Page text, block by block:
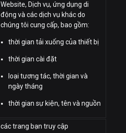
Website, Dịch vụ, ứng dụng di
động và các dịch vụ khác do
chúng tôi cung cấp, bao gồm:
thời gian tải xuống của thiết bị
thời gian cài đặt
loại tương tác, thời gian và
ngày tháng
thời gian sự kiện, tên và nguồn
các trang bạn truy cập